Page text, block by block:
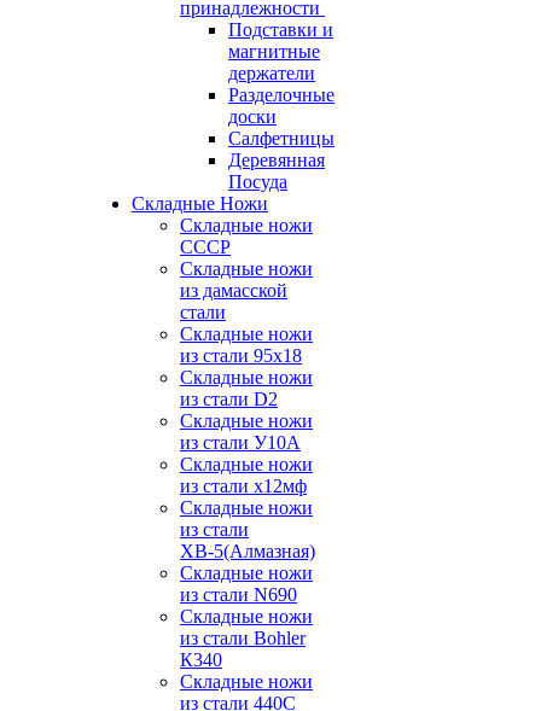
принадлежности
Подставки и
магнитные
держатели
Разделочные
доски
Салфетницы
Деревянная
Посуда
Складные Ножи
Cкладные ножи
СССР
Складные ножи
из дамасской
стали
Складные ножи
из стали 95х18
Складные ножи
из стали D2
Складные ножи
из стали У10А
Складные ножи
из стали х12мф
Складные ножи
из стали
ХВ-5(Алмазная)
Складные ножи
из стали N690
Складные ножи
из стали Bohler
К340
Складные ножи
из стали 440С